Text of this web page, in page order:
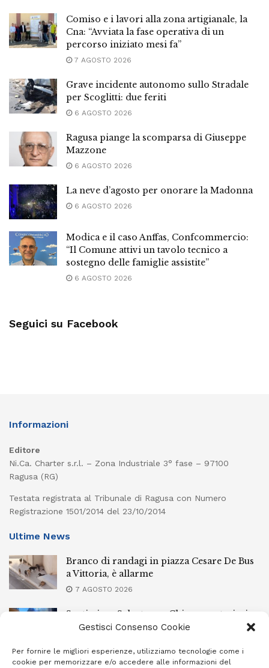
Gestisci Consenso Cookie
Per fornire le migliori esperienze, utilizziamo tecnologie come i
cookie per memorizzare e/o accedere alle informazioni del
Comiso e i lavori alla zona artigianale, la
Cna: “Avviata la fase operativa di un
percorso iniziato mesi fa”
7 AGOSTO 2026
Grave incidente autonomo sullo Stradale
per Scoglitti: due feriti
6 AGOSTO 2026
Ragusa piange la scomparsa di Giuseppe
Mazzone
6 AGOSTO 2026
La neve d’agosto per onorare la Madonna
6 AGOSTO 2026
Modica e il caso Anffas, Confcommercio:
“Il Comune attivi un tavolo tecnico a
sostegno delle famiglie assistite”
6 AGOSTO 2026
Seguici su Facebook
Informazioni
Editore
Ni.Ca. Charter s.r.l. – Zona Industriale 3° fase – 97100
Ragusa (RG)
Testata registrata al Tribunale di Ragusa con Numero
Registrazione 1501/2014 del 23/10/2014
Ultime News
Branco di randagi in piazza Cesare De Bus
a Vittoria, è allarme
7 AGOSTO 2026
Santissimo Salvatore a Chiaramonte, ieri
sera la processione con il simulacro